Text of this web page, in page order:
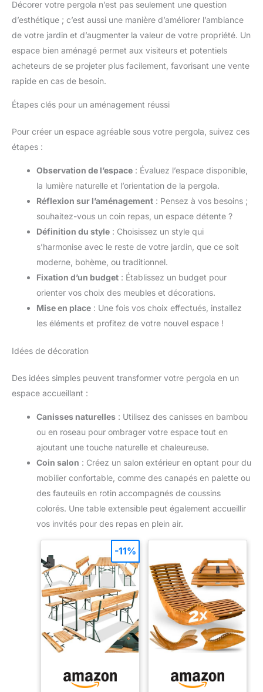
Décorer votre pergola n’est pas seulement une question
d’esthétique ; c’est aussi une manière d’améliorer l’ambiance
de votre jardin et d’augmenter la valeur de votre propriété. Un
espace bien aménagé permet aux visiteurs et potentiels
acheteurs de se projeter plus facilement, favorisant une vente
rapide en cas de besoin.
Étapes clés pour un aménagement réussi
Pour créer un espace agréable sous votre pergola, suivez ces
étapes :
Observation de l’espace : Évaluez l’espace disponible,
la lumière naturelle et l’orientation de la pergola.
Réflexion sur l’aménagement : Pensez à vos besoins ;
souhaitez-vous un coin repas, un espace détente ?
Définition du style : Choisissez un style qui
s’harmonise avec le reste de votre jardin, que ce soit
moderne, bohème, ou traditionnel.
Fixation d’un budget : Établissez un budget pour
orienter vos choix des meubles et décorations.
Mise en place : Une fois vos choix effectués, installez
les éléments et profitez de votre nouvel espace !
Idées de décoration
Des idées simples peuvent transformer votre pergola en un
espace accueillant :
Canisses naturelles : Utilisez des canisses en bambou
ou en roseau pour ombrager votre espace tout en
ajoutant une touche naturelle et chaleureuse.
Coin salon : Créez un salon extérieur en optant pour du
mobilier confortable, comme des canapés en palette ou
des fauteuils en rotin accompagnés de coussins
colorés. Une table extensible peut également accueillir
vos invités pour des repas en plein air.
-11%